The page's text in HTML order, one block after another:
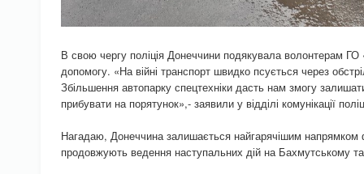
В свою чергу поліція Донеччини подякувала волонтерам ГО
допомогу. «На війні транспорт швидко псується через
Збільшення автопарку спецтехніки дасть нам змогу
прибувати на порятунок»,- заявили у відділі комунікації
Нагадаю, Донеччина залишається найгарячішим напрямком
продовжують ведення наступальних дій на Бахмутському та